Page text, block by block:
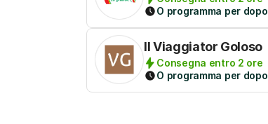
O programma per dopo
Il Viaggiator Goloso
Consegna entro 2 ore
O programma per dopo